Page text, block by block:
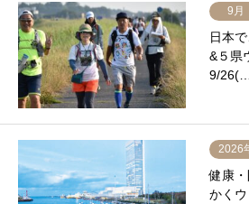
9月
日本
&５県
9/26(…
2026
健康
かく